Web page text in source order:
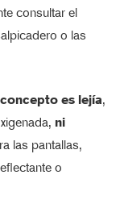
consultar el
o las
es lejía,
ni
las pantallas,
o